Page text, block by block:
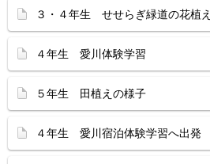
３・４年生 せせらぎ緑道の花植え
４年生 愛川体験学習
５年生 田植えの様子
４年生 愛川宿泊体験学習へ出発